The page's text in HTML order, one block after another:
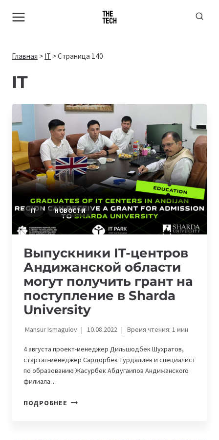
Главная > IT >Страница 140
IT
IT НОВОСТИ
Выпускники IT-центров
Андижанской области
могут получить грант на
поступление в Sharda
University
Mansur Ismagulov 10.08.2022 Время чтения: 1мин
4 августа проект-менеджер Дильшодбек Шухратов,
стартап-менеджер Сардорбек Турдалиев и специалист
по образованию Жасурбек Абдугаипов Андижанского
филиала…
ПОДРОБНЕЕ ВЫПУСКНИКИ